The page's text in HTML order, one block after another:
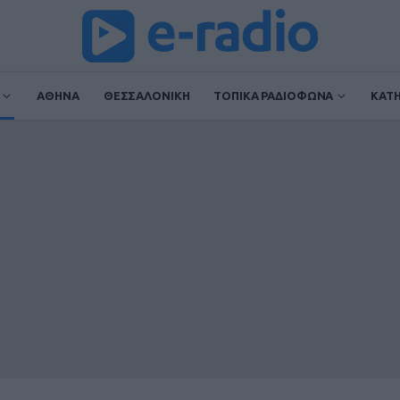
ΑΘΗΝΑ ΘΕΣΣΑΛΟΝΙΚΗ ΤΟΠΙΚΑ ΡΑΔΙΟΦΩΝΑ